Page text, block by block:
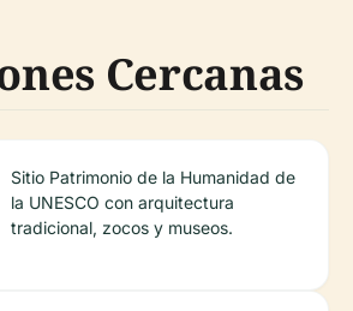
Cercanas
Sitio Patrimonio de la Humanidad de
la UNESCO con arquitectura
tradicional, zocos y museos.